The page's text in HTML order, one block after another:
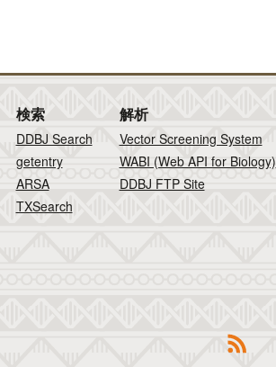
検索
DDBJ Search
getentry
ARSA
TXSearch
解析
Vector Screening System
WABI (Web API for Biology)
DDBJ FTP Site